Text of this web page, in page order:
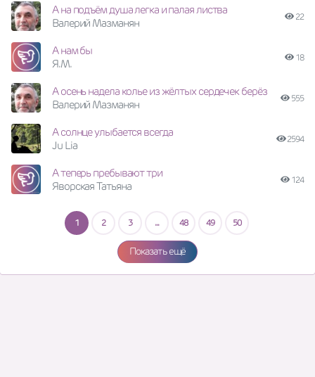
А на подъём душа легка и палая листва
Валерий Мазманян
22
А нам бы
Я.М.
18
А осень надела колье из жёлтых сердечек берёз
Валерий Мазманян
555
А солнце улыбается всегда
Ju Lia
2594
А теперь пребывают три
Яворская Татьяна
124
1 2 3 ... 48 49 50
Показать ещё